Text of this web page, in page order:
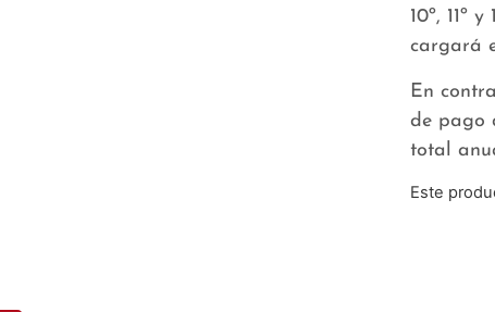
10º, 11º
cargará
En
de pago
total
Este